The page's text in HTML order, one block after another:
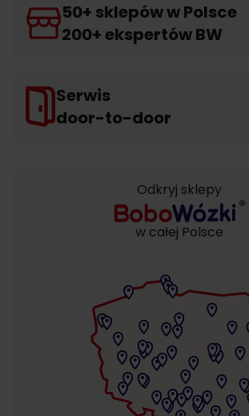
50+ sklepów w Polsce
200+ ekspertów BW
Serwis
door-to-door
Odkryj sklepy
w całej Polsce